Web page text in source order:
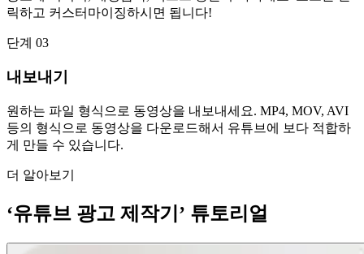
릭하고 커스터마이징하시면 됩니다!
단계 03
내보내기
원하는 파일 형식으로 동영상을 내보내세요. MP4, MOV, AVI
등의 형식으로 동영상을 다운로드해서 유튜브에 보다 적합하
게 만들 수 있습니다.
더 알아보기
‘유튜브 광고 제작기’ 튜토리얼